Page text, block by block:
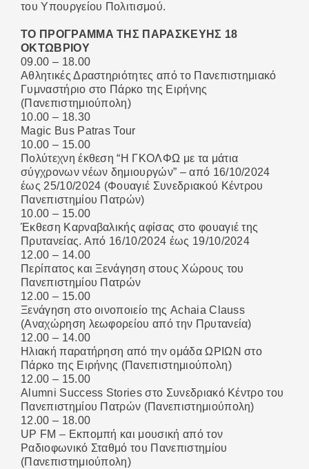
του Υπουργείου Πολιτισμού.
ΤΟ ΠΡΟΓΡΑΜΜΑ ΤΗΣ ΠΑΡΑΣΚΕΥΗΣ 18
ΟΚΤΩΒΡΙΟΥ
09.00 – 18.00
Αθλητικές Δραστηριότητες από το Πανεπιστημιακό
Γυμναστήριο στο Πάρκο της Ειρήνης
(Πανεπιστημιούπολη)
10.00 – 18.30
Magic Bus Patras Tour
10.00 – 15.00
Πολύτεχνη έκθεση “Η ΓΚΟΛΦΩ με τα μάτια
σύγχρονων νέων δημιουργών” – από 16/10/2024
έως 25/10/2024 (Φουαγιέ Συνεδριακού Κέντρου
Πανεπιστημίου Πατρών)
10.00 – 15.00
Έκθεση Καρναβαλικής αφίσας στο φουαγιέ της
Πρυτανείας. Από 16/10/2024 έως 19/10/2024
12.00 – 14.00
Περίπατος και Ξενάγηση στους Χώρους του
Πανεπιστημίου Πατρών
12.00 – 15.00
Ξενάγηση στο οινοποιείο της Achaia Clauss
(Αναχώρηση λεωφορείου από την Πρυτανεία)
12.00 – 14.00
Ηλιακή παρατήρηση από την ομάδα ΩΡΙΩΝ στο
Πάρκο της Ειρήνης (Πανεπιστημιούπολη)
12.00 – 15.00
Alumni Success Stories στο Συνεδριακό Κέντρο του
Πανεπιστημίου Πατρών (Πανεπιστημιούπολη)
12.00 – 18.00
UP FM – Εκπομπή και μουσική από τον
Ραδιοφωνικό Σταθμό του Πανεπιστημίου
(Πανεπιστημιούπολη)
WELCOME TO UP 2024
- RECAP TRAILER